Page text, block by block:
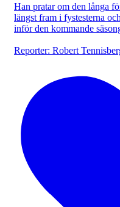
Han pratar om den långa
längst fram i fystesterna
inför den kommande
Reporter: Robert